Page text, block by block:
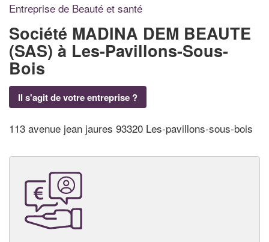
Entreprise de Beauté et santé
Société MADINA DEM BEAUTE
(SAS) à Les-Pavillons-Sous-
Bois
Il s'agit de votre entreprise ?
113 avenue jean jaures 93320 Les-pavillons-sous-bois